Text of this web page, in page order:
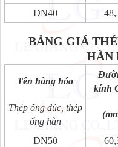
DN40
BẢNG GIÁ
HÀN
Tên hàng hóa
kính
Thép ống đúc, thép
ống hàn
DN50